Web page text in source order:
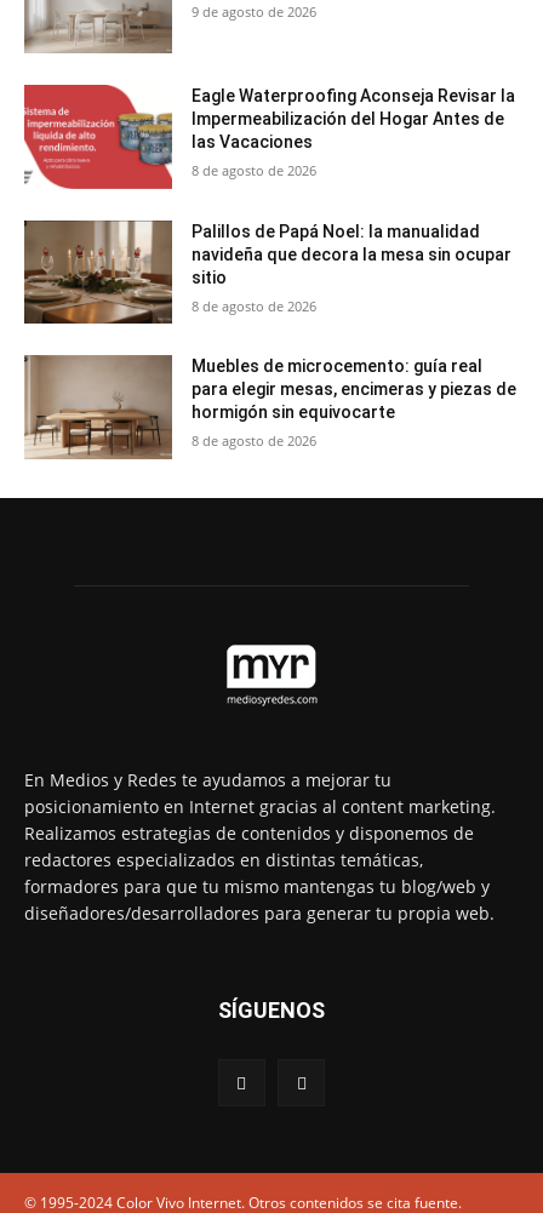
9 de agosto de 2026
Eagle Waterproofing Aconseja Revisar la
Impermeabilización del Hogar Antes de
las Vacaciones
8 de agosto de 2026
Palillos de Papá Noel: la manualidad
navideña que decora la mesa sin ocupar
sitio
8 de agosto de 2026
Muebles de microcemento: guía real
para elegir mesas, encimeras y piezas de
hormigón sin equivocarte
8 de agosto de 2026
En Medios y Redes te ayudamos a mejorar tu
posicionamiento en Internet gracias al content marketing.
Realizamos estrategias de contenidos y disponemos de
redactores especializados en distintas temáticas,
formadores para que tu mismo mantengas tu blog/web y
diseñadores/desarrolladores para generar tu propia web.
SÍGUENOS
© 1995-2024 Color Vivo Internet. Otros contenidos se cita fuente.